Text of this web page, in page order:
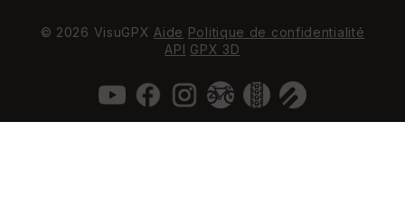
© 2026 VisuGPX Aide Politique de confidentialité
API GPX 3D